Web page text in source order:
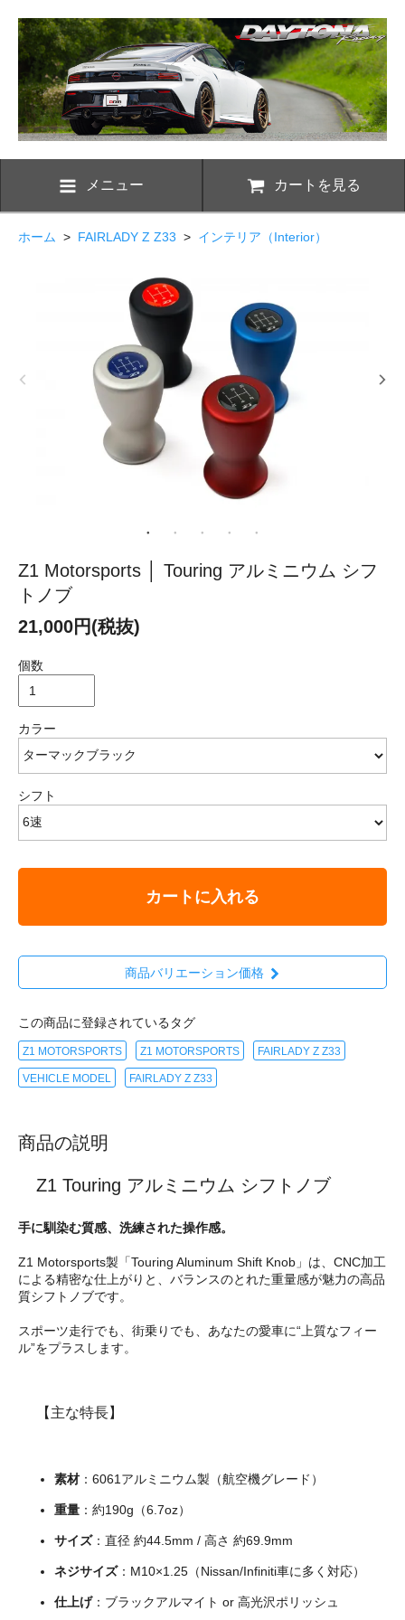
メニュー カートを見る
ホーム > FAIRLADY Z Z33 > インテリア（Interior）
Z1 Motorsports │ Touring アルミニウム シフ
トノブ
21,000円(税抜)
個数
カラー
シフト
カートに入れる
商品バリエーション価格
この商品に登録されているタグ
Z1 MOTORSPORTS Z1 MOTORSPORTS FAIRLADY Z Z33
VEHICLE MODEL FAIRLADY Z Z33
商品の説明
Z1 Touring アルミニウム シフトノブ
手に馴染む質感、洗練された操作感。
Z1 Motorsports製「Touring Aluminum Shift Knob」は、CNC加工
による精密な仕上がりと、バランスのとれた重量感が魅力の高品
質シフトノブです。
スポーツ走行でも、街乗りでも、あなたの愛車に“上質なフィー
ル”をプラスします。
【主な特長】
素材 ：6061アルミニウム製（航空機グレード）
重量 ：約190g（6.7oz）
サイズ：直径 約44.5mm / 高さ 約69.9mm
ネジサイズ：M10×1.25（Nissan/Infiniti車に多く対応）
仕上げ：ブラックアルマイト or 高光沢ポリッシュ